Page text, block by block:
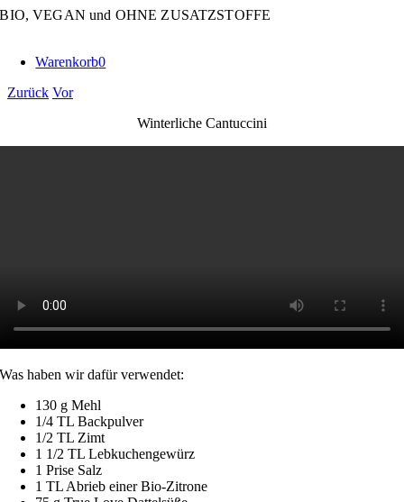
Zum
BIO, VEGAN und OHNE ZUSATZSTOFFE
Warenkorb0
Zurück Vor
Winterliche Cantuccini
Was haben wir dafür verwendet:
130 g Mehl
1/4 TL Backpulver
1/2 TL Zimt
1 1/2 TL Lebkuchengewürz
1 Prise Salz
1 TL Abrieb einer Bio-Zitrone